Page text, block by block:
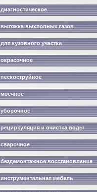
диагностическое
вытяжка выхлопных газов
для кузовного участка
окрасочное
пескоструйное
моечное
уборочное
рециркуляция и очистка воды
сварочное
бездемонтажное восстановление
инструментальная мебель